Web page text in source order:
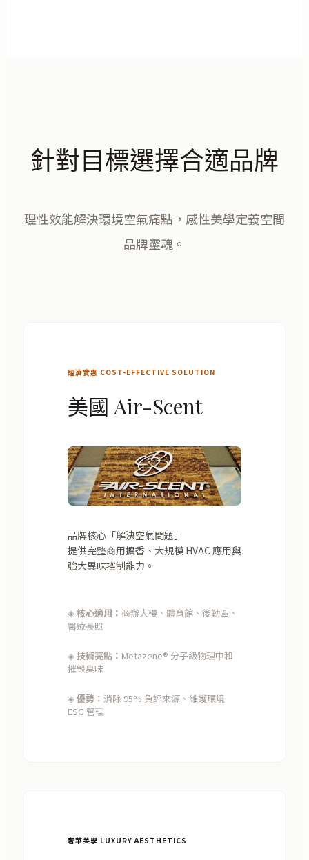
針對目標選擇合適品牌
理性效能解決環境空氣痛點，感性美學定義空間
品牌靈魂。
經濟實惠 COST-EFFECTIVE SOLUTION
美國 Air-Scent
品牌核心「解決空氣問題」
提供完整商用擴香、大規模 HVAC 應用與
強大異味控制能力。
◈核心適用： 商辦大樓、體育館、後勤區、
醫療長照
◈技術亮點： Metazene® 分子級物理中和
摧毀臭味
◈優勢： 消除 95% 負評來源、維護環境
ESG 管理
奢華美學 LUXURY AESTHETICS